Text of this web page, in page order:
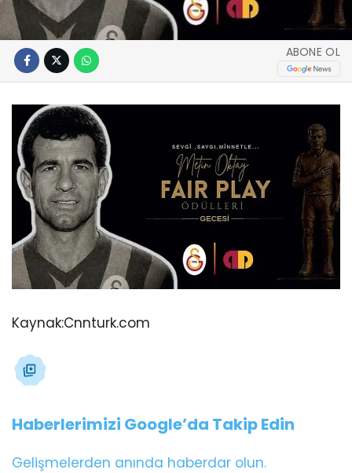
ABONE OL
Kaynak:Cnnturk.com
Haberlerimizi Google’da Takip Edin
Gelişmelerden anında haberdar olun.